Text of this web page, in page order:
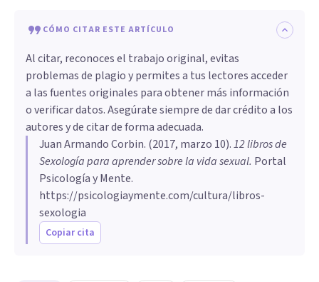
CÓMO CITAR ESTE ARTÍCULO
Al citar, reconoces el trabajo original, evitas
problemas de plagio y permites a tus lectores acceder
a las fuentes originales para obtener más información
o verificar datos. Asegúrate siempre de dar crédito a los
autores y de citar de forma adecuada.
Juan Armando Corbin. (2017, marzo 10).12 libros de
Sexología para aprender sobre la vida sexual. Portal
Psicología y Mente.
https://psicologiaymente.com/cultura/libros-
sexologia
Copiar cita